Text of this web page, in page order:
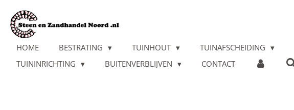
direct
naar
HOME BESTRATING TUINHOUT TUINAFSCHEIDING
TUININRICHTING
BUITENVERBLIJVEN CONTACT